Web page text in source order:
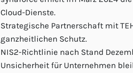
Cloud-Dienste.
Strategische Partnerschaft mit
ganzheitlichen Schutz.
NIS2-Richtlinie nach Stand
Unsicherheit für Unternehmen